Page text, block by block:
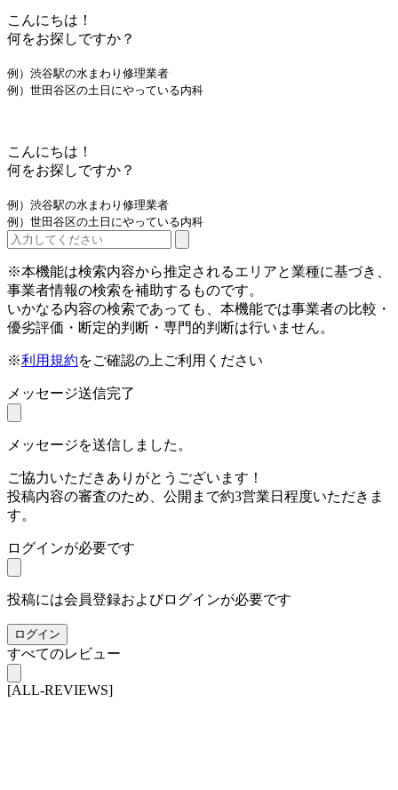
こんにちは！
何をお探しですか？
例）渋谷駅の水まわり修理業者
例）世田谷区の土日にやっている内科
こんにちは！
何をお探しですか？
例）渋谷駅の水まわり修理業者
例）世田谷区の土日にやっている内科
※本機能は検索内容から推定されるエリアと業種に基づき、
事業者情報の検索を補助するものです。
いかなる内容の検索であっても、本機能では事業者の比較・
優劣評価・断定的判断・専門的判断は行いません。
※利用規約をご確認の上ご利用ください
メッセージ送信完了
メッセージを送信しました。
ご協力いただきありがとうございます！
投稿内容の審査のため、公開まで約3営業日程度いただきま
す。
ログインが必要です
投稿には会員登録およびログインが必要です
ログイン
すべてのレビュー
[ALL-REVIEWS]